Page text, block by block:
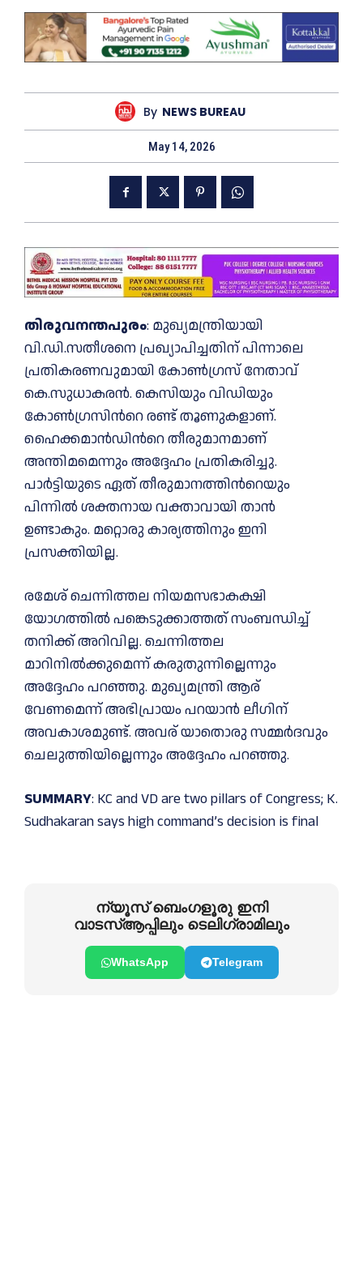
By NEWS BUREAU
May 14, 2026
തിരുവനന്തപുരം: മുഖ്യമന്ത്രിയായി
വി.ഡി.സതീശനെ പ്രഖ്യാപിച്ചതിന് പിന്നാലെ
പ്രതികരണവുമായി കോണ്‍ഗ്രസ് നേതാവ്
കെ.സുധാകരൻ. കെസിയും വിഡിയും
കോണ്‍ഗ്രസിന്‍റെ രണ്ട് തൂണുകളാണ്.
ഹൈക്കമാൻഡിന്‍റെ തീരുമാനമാണ്
അന്തിമമെന്നും അദ്ദേഹം പ്രതികരിച്ചു.
പാർട്ടിയുടെ ഏത് തീരുമാനത്തിന്‍റെയും
പിന്നില്‍ ശക്തനായ വക്താവായി താൻ
ഉണ്ടാകും. മറ്റൊരു കാര്യത്തിനും ഇനി
പ്രസക്തിയില്ല.
രമേശ് ചെന്നിത്തല നിയമസഭാകക്ഷി
യോഗത്തില്‍ പങ്കെടുക്കാത്തത് സംബന്ധിച്ച്‌
തനിക്ക് അറിവില്ല. ചെന്നിത്തല
മാറിനില്‍ക്കുമെന്ന് കരുതുന്നില്ലെന്നും
അദ്ദേഹം പറഞ്ഞു. മുഖ്യമന്ത്രി ആര്
വേണമെന്ന് അഭിപ്രായം പറയാൻ ലീഗിന്
അവകാശമുണ്ട്. അവര് യാതൊരു സമ്മർദവും
ചെലുത്തിയില്ലെന്നും അദ്ദേഹം പറഞ്ഞു.
SUMMARY: KC and VD are two pillars of Congress; K.
Sudhakaran says high command’s decision is final
ന്യൂസ് ബെംഗളൂരു ഇനി
വാടസ്ആപ്പിലും ടെലിഗ്രാമിലും
WhatsApp Telegram